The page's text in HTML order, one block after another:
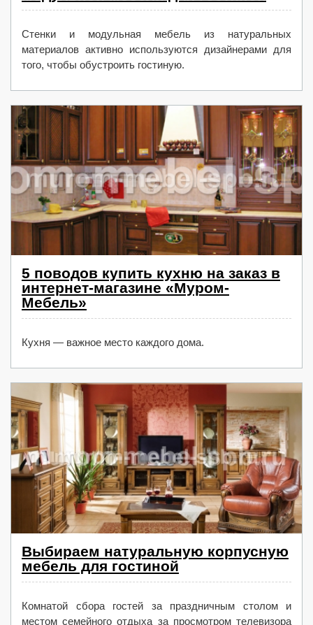
Стенки и модульная мебель из натуральных
материалов активно используются дизайнерами для
того, чтобы обустроить гостиную.
5 поводов купить кухню на заказ в
интернет-магазине «Муром-
Мебель»
Кухня — важное место каждого дома.
Выбираем натуральную корпусную
мебель для гостиной
Комнатой сбора гостей за праздничным столом и
местом семейного отдыха за просмотром телевизора